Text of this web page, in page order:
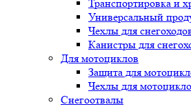
Транспортировка и
Универсальный
Чехлы для
Канистры для
Для мотоциклов
Защита для
Чехлы для
Снегоотвалы